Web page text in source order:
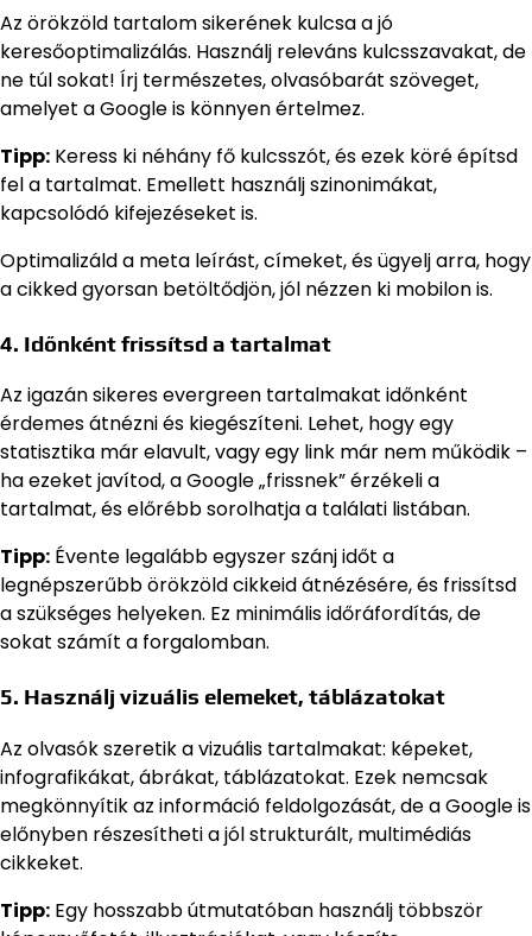
Az örökzöld tartalom sikerének kulcsa a jó
keresőoptimalizálás. Használj releváns kulcsszavakat, de
ne túl sokat! Írj természetes, olvasóbarát szöveget,
amelyet a Google is könnyen értelmez.
Tipp: Keress ki néhány fő kulcsszót, és ezek köré építsd
fel a tartalmat. Emellett használj szinonimákat,
kapcsolódó kifejezéseket is.
Optimalizáld a meta leírást, címeket, és ügyelj arra, hogy
a cikked gyorsan betöltődjön, jól nézzen ki mobilon is.
4. Időnként frissítsd a tartalmat
Az igazán sikeres evergreen tartalmakat időnként
érdemes átnézni és kiegészíteni. Lehet, hogy egy
statisztika már elavult, vagy egy link már nem működik –
ha ezeket javítod, a Google „frissnek” érzékeli a
tartalmat, és előrébb sorolhatja a találati listában.
Tipp: Évente legalább egyszer szánj időt a
legnépszerűbb örökzöld cikkeid átnézésére, és frissítsd
a szükséges helyeken. Ez minimális időráfordítás, de
sokat számít a forgalomban.
5. Használj vizuális elemeket, táblázatokat
Az olvasók szeretik a vizuális tartalmakat: képeket,
infografikákat, ábrákat, táblázatokat. Ezek nemcsak
megkönnyítik az információ feldolgozását, de a Google is
előnyben részesítheti a jól strukturált, multimédiás
cikkeket.
Tipp: Egy hosszabb útmutatóban használj többször